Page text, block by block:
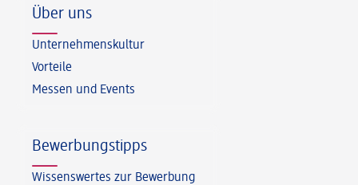
Über uns
Unternehmenskultur
Vorteile
Messen und Events
Bewerbungstipps
Wissenswertes zur Bewerbung